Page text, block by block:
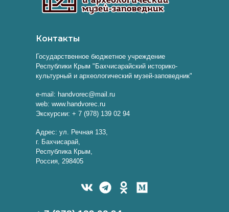
Контакты
Государственное бюджетное учреждение
Республики Крым "Бахчисарайский историко-
культурный и археологический музей-заповедник"
e-mail: handvorec@mail.ru
web: www.handvorec.ru
Экскурсии: + 7 (978) 139 02 94
Адрес: ул. Речная 133,
г. Бахчисарай,
Республика Крым,
Россия, 298405